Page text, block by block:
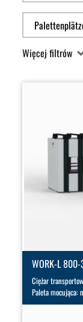
Więcej filtrów
WORK-L
Ciężar
Paleta mocująca: